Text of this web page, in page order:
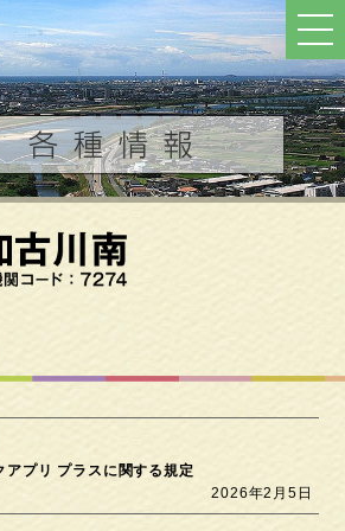
アプリ プラスに関する規定
2026年2月5日